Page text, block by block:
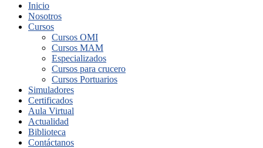
Inicio
Nosotros
Cursos
Cursos OMI
Cursos MAM
Especializados
Cursos para crucero
Cursos Portuarios
Simuladores
Certificados
Aula Virtual
Actualidad
Biblioteca
Contáctanos